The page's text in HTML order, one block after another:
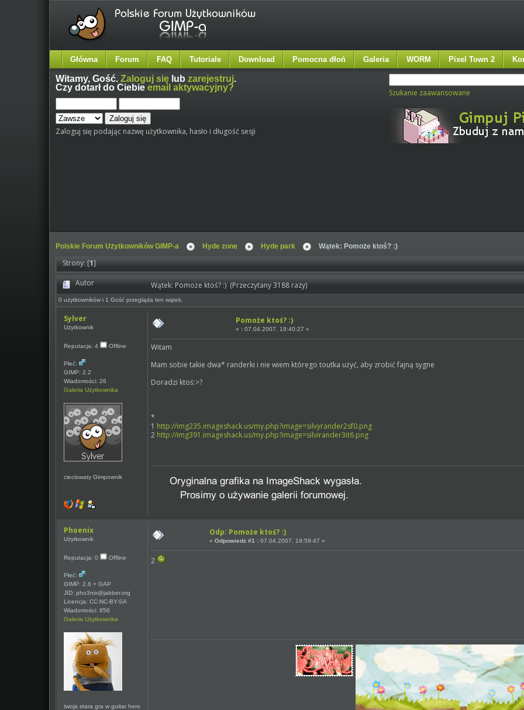
Główna Forum FAQ Tutoriale Download Pomocna dłoń Galeria WORM Pixel Town 2
Witamy,Gość.Zaloguj się lubzarejestruj.
Czy dotarł do Ciebieemail aktywacyjny?
Zaloguj się podając nazwę użytkownika, hasło i długość sesji
Szukanie zaawansowane
Polskie Forum Użytkowników GIMP-a Hyde zone Hyde park Wątek: Pomoże ktoś? :)
Strony: [1]
Autor
Wątek: Pomoże ktoś? :) (Przeczytany 3188 razy)
0 użytkowników i 1 Gość przegląda ten wątek.
Sylver
Użytkownik
Reputacja: 4 Offline
Płeć:
GIMP: 2.2
Wiadomości: 26
Galeria Użytkownika
cieciowaty Gimpownik
Pomoże ktoś? :)
« :07.04.2007, 19:40:27 »
Witam
Mam sobie takie dwa* randerki i nie wiem którego toutka użyć, aby zrobić fajną sygne
Doradzi ktoś:>?
*
1 http://img235.imageshack.us/my.php?image=silvyrander2sf0.png
2 http://img391.imageshack.us/my.php?image=silvirander3it6.png
Phoenix
Użytkownik
Reputacja: 0 Offline
Płeć:
GIMP: 2.6 + GAP
JID: pho3nix@jabber.org
Licencja: CC-NC-BY-SA
Wiadomości: 856
Galeria Użytkownika
twoja stara gra w guitar hero
Odp: Pomoże ktoś? :)
« Odpowiedz #1 :07.04.2007, 19:59:47 »
2